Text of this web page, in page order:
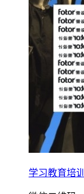
学习教育培